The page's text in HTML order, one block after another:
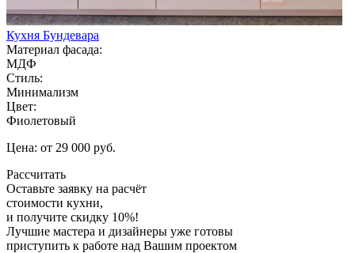
Кухня Бундевара
Материал фасада:
МДФ
Стиль:
Минимализм
Цвет:
Фиолетовый
Цена: от 29 000 руб.
Рассчитать
Оставьте заявку на расчёт
стоимости кухни,
и получите скидку 10%!
Лучшие мастера и дизайнеры уже готовы
приступить к работе над Вашим проектом